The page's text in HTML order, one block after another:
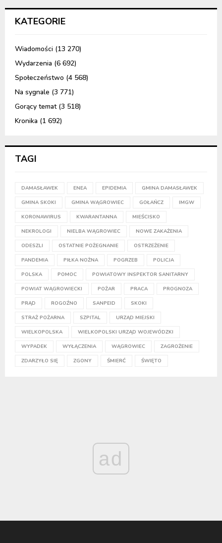
KATEGORIE
Wiadomości (13 270)
Wydarzenia (6 692)
Społeczeństwo (4 568)
Na sygnale (3 771)
Gorący temat(3 518)
Kronika (1 692)
TAGI
DAMASŁAWEK ENEA EPIDEMIA GMINA DAMASŁAWEK
GMINA SKOKI GMINA WĄGROWIEC GOŁAŃCZ IMGW
KORONAWIRUS KWARANTANNA MIEŚCISKO
NEKROLOGI NIELBA WĄGROWIEC NOWE ZAKAŻENIA
ODESZLI OSTATNIE POŻEGNANIE OSTRZEŻENIE
PANDEMIA PIŁKA NOŻNA POGRZEB POLICJA
POLSKA POMOC POWIATOWY INSPEKTOR SANITARNY
POWIAT WĄGROWIECKI POŻAR PRACA PROGNOZA
PRĄD ROGOŹNO SANPEID SKOKI
STRAŻ POŻARNA SZPITAL URZĄD MIEJSKI
WIELKOPOLSKA WIELKOPOLSKI URZĄD WOJEWÓDZKI
WYPADEK WYŁĄCZENIA WĄGROWIEC ZAGROŻENIE
ZDARZYŁO SIĘ ZGONY ŚMIERĆ ŚWIĘTO
ad